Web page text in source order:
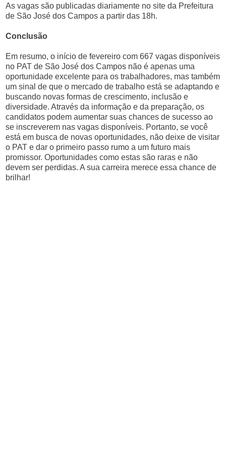
As vagas são publicadas diariamente no site da Prefeitura
de São José dos Campos a partir das 18h.
Conclusão
Em resumo, o início de fevereiro com 667 vagas disponíveis
no PAT de São José dos Campos não é apenas uma
oportunidade excelente para os trabalhadores, mas também
um sinal de que o mercado de trabalho está se adaptando e
buscando novas formas de crescimento, inclusão e
diversidade. Através da informação e da preparação, os
candidatos podem aumentar suas chances de sucesso ao
se inscreverem nas vagas disponíveis. Portanto, se você
está em busca de novas oportunidades, não deixe de visitar
o PAT e dar o primeiro passo rumo a um futuro mais
promissor. Oportunidades como estas são raras e não
devem ser perdidas. A sua carreira merece essa chance de
brilhar!